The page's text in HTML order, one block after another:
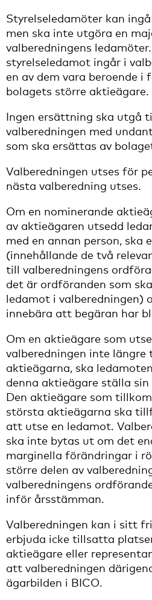
Styrelseledamöter kan
men ska inte utgöra en
valberedningens
styrelseledamot ingår i
en av dem vara beroende i
bolagets större aktieägare.
Ingen ersättning ska utgå
valberedningen med
som ska ersättas av
Valberedningen utses för
nästa valberedning utses.
Om en nominerande
av aktieägaren utsedd
med en annan person, ska
(innehållande de två
till valberedningens
det är ordföranden som
ledamot i valberedningen)
innebära att begäran har
Om en aktieägare som
valberedningen inte
aktieägarna, ska
denna aktieägare ställa
Den aktieägare som
största aktieägarna ska
att utse en ledamot.
ska inte bytas ut om det
marginella förändringar i
större delen av
valberedningens
inför årsstämman.
Valberedningen kan i sitt
erbjuda icke tillsatta
aktieägare eller
att valberedningen
ägarbilden i BICO.